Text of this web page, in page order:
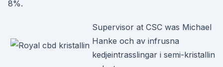
8%.
Supervisor at CSC was Michael
Hanke och av infrusna
kedjeintrasslingar i semi-kristallin